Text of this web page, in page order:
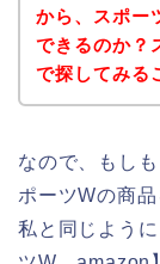
から、スポー
できるのか？
で探してみる
なので、もし
ポーツWの商
私と同じよう